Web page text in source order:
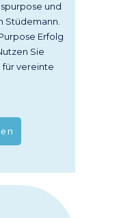
und
Stüdemann.
Erfolg
Sie
für vereinte